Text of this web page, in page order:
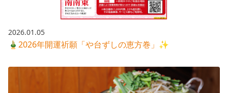
適時開示資料
2026.01.05
🎍2026年開運祈願「や台ずしの恵方巻」✨